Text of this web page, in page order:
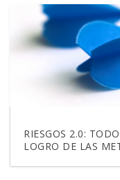
RIESGOS 2.0:
LOGRO DE LAS